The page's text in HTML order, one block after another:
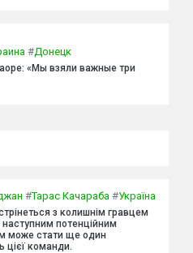
#Донецк
«Мы взяли важные три
#Тарас Качараба #Україна
з колишнім гравцем
потенційним
може стати ще один
цієї команди.